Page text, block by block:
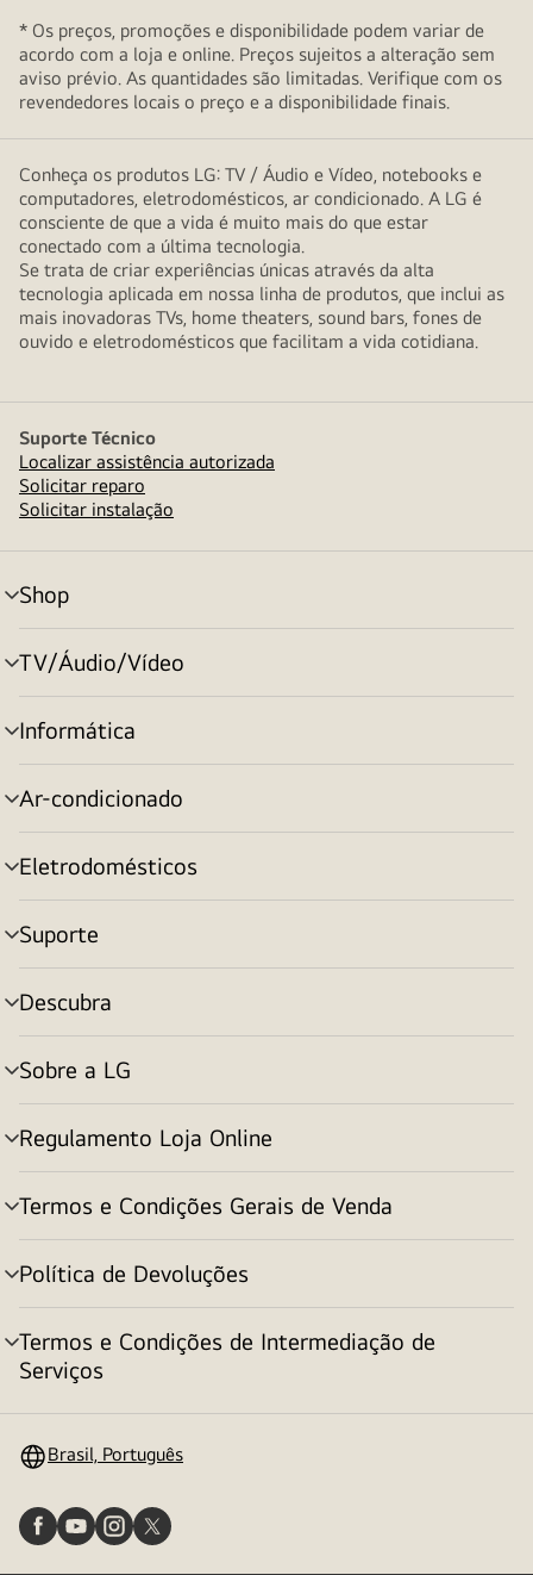
* Os preços, promoções e disponibilidade podem variar de
acordo com a loja e online. Preços sujeitos a alteração sem
aviso prévio. As quantidades são limitadas. Verifique com os
revendedores locais o preço e a disponibilidade finais.
Conheça os produtos LG: TV / Áudio e Vídeo, notebooks e
computadores, eletrodomésticos, ar condicionado. A LG é
consciente de que a vida é muito mais do que estar
conectado com a última tecnologia.
Se trata de criar experiências únicas através da alta
tecnologia aplicada em nossa linha de produtos, que inclui as
mais inovadoras TVs, home theaters, sound bars, fones de
ouvido e eletrodomésticos que facilitam a vida cotidiana.
Suporte Técnico
Localizar assistência autorizada
Solicitar reparo
Solicitar instalação
Shop
alternar
menu
TV/Áudio/Vídeo
alternar
menu
Informática
alternar
menu
Ar-condicionado
alternar
menu
Eletrodomésticos
alternar
menu
Suporte
alternar
menu
Descubra
alternar
menu
Sobre a LG
alternar
menu
Regulamento Loja Online
alternar
menu
Termos e Condições Gerais de Venda
alternar
menu
Política de Devoluções
alternar
menu
Termos e Condições de Intermediação de
Serviços
alternar
Brasil, Português